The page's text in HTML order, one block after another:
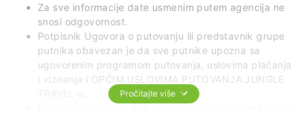
Za sve informacije date usmenim putem agencija ne
snosi odgovornost.
Potpisnik Ugovora o putovanju ili predstavnik grupe
putnika obavezan je da sve putnike upozna sa
ugovorenim programom putovanja, uslovima plaćanja
i viziranja i OPĆIM USLOVIMA PUTOVANJA JUNGLE
Pročitajte više